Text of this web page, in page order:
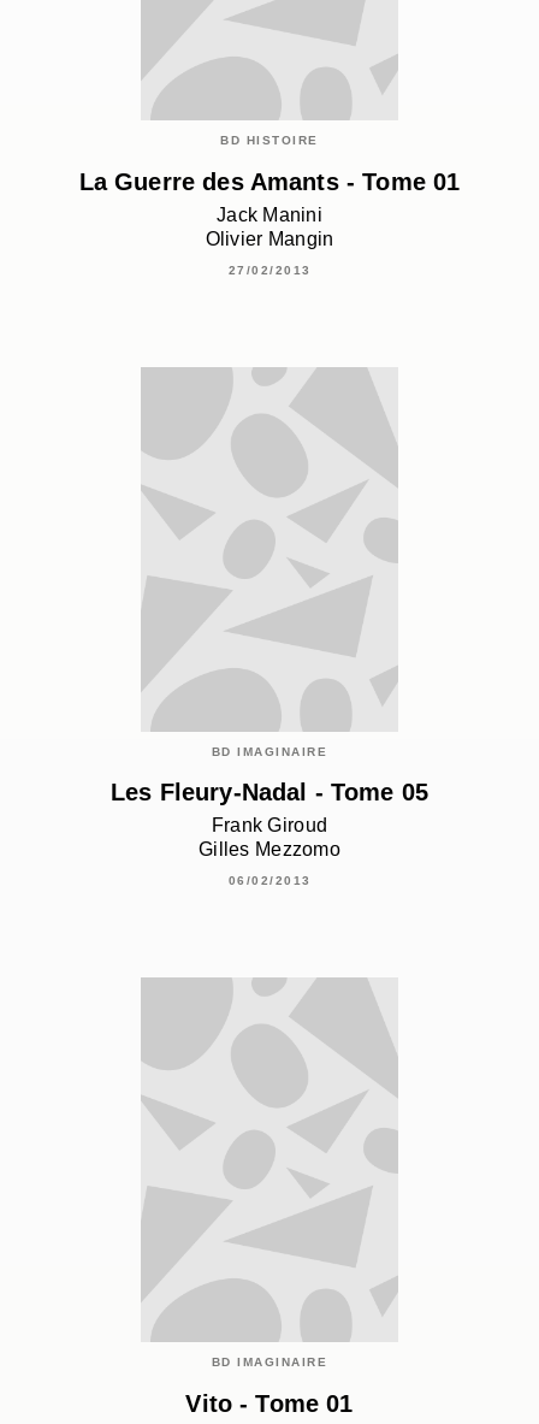
BD HISTOIRE
La Guerre des Amants - Tome 01
Jack Manini
Olivier Mangin
27/02/2013
BD IMAGINAIRE
Les Fleury-Nadal - Tome 05
Frank Giroud
Gilles Mezzomo
06/02/2013
BD IMAGINAIRE
Vito - Tome 01